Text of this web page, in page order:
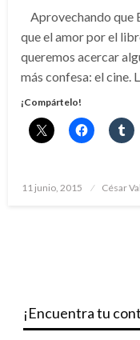
Aprovechando que
que el amor por el
queremos acercar
más confesa: el cine.
¡Compártelo!
Publicado
11 junio, 2015 César
¡Encuentra tu